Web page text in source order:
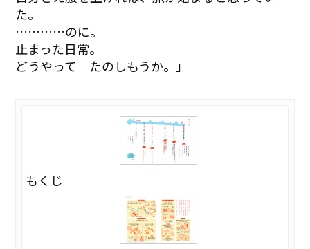
た。
…………のに。
止まった日常。
どうやって たのしもうか。」
もくじ